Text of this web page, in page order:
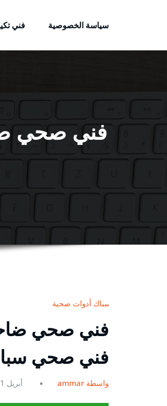
سياسة الخصوصية
فني
سباك أدوات صحية
فني صحي
بواسطة ammar أبريل 1, 2021